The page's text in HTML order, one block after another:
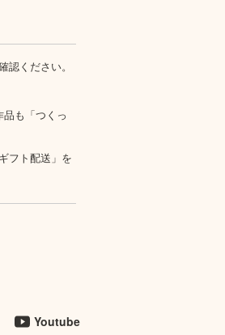
認ください。
も「つくっ
フト配送」を
Youtube